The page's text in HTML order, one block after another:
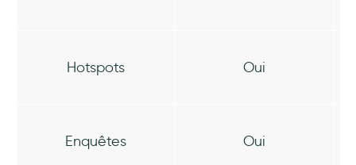
Hotspots Oui
Enquêtes Oui